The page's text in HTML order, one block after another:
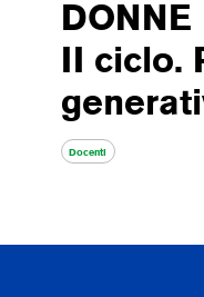
DONNE
II ciclo.
Docenti